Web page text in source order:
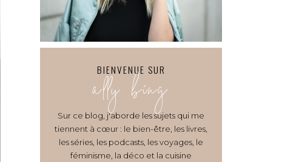
BIENVENUE SUR
ally bing
Sur ce blog, j'aborde les sujets qui me
tiennent à cœur : le bien-être, les livres,
les séries, les podcasts, les voyages, le
féminisme, la déco et la cuisine